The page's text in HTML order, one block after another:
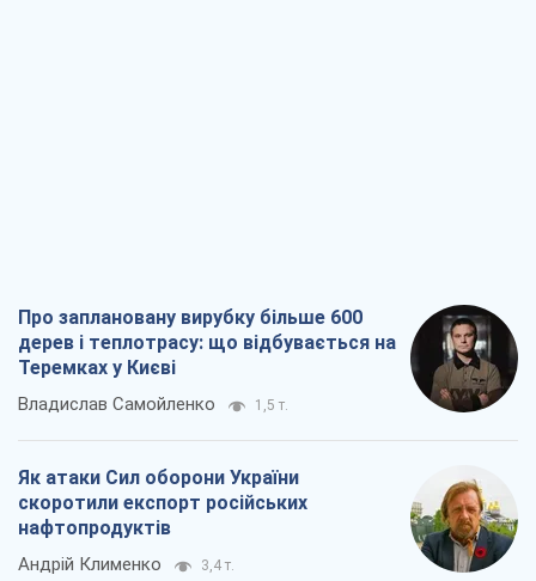
Про заплановану вирубку більше 600
дерев і теплотрасу: що відбувається на
Теремках у Києві
Владислав Самойленко 1,5 т.
Як атаки Сил оборони України
скоротили експорт російських
нафтопродуктів
Андрій Клименко 3,4 т.